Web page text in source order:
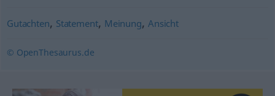
Gutachten, Statement, Meinung,Ansicht
© OpenThesaurus.de